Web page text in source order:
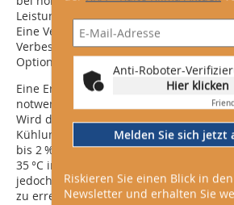
Leistungsgewinn wiegt die Kosten
Eine Verbesserung der Kühlkörper in
Verbesserung der Luftströme kann
Option sein.
Eine Erhöhung der Luftströme ist
notwendig, wenn die Zuluft­temperatur
Wird die Leistungsfähigkeit durch die
Kühlung beibehalten, steigen die
bis 2 % bei einer Temperatur von 40 °C
35 °C in einem A2-Rechenzentrum.
jedoch zusätzliche Komponenten, um
zu erreichen, können die Kosten um 10
Anti-Roboter-
Hier klicken
Melden Sie sich jetzt
Riskieren Sie einen Blick in
Newsletter und erhalten Sie